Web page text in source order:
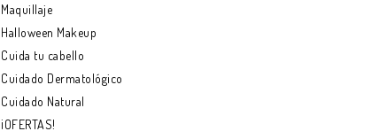
Maquillaje
Halloween Makeup
Cuida tu cabello
Cuidado Dermatológico
Cuidado Natural
¡OFERTAS!